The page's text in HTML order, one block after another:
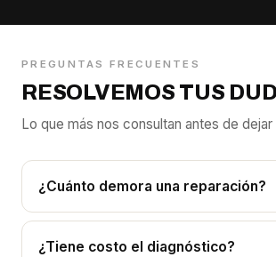
PREGUNTAS FRECUENTES
RESOLVEMOS TUS
Lo que más nos consultan antes de dejar
¿Cuánto demora una reparación?
¿Tiene costo el diagnóstico?